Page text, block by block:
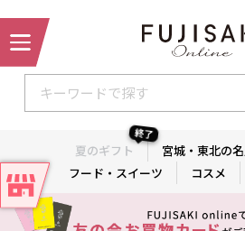
夏のギフト
終了
宮城・東北の
フード・スイーツ
コスメ